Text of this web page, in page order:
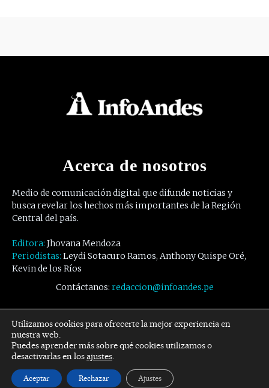
Acerca de nosotros
Medio de comunicación digital que difunde noticias y
busca revelar los hechos más importantes de la Región
Central del país.
Editora: Jhovana Mendoza
Periodistas: Leydi Sotacuro Ramos, Anthony Quispe Oré,
Kevin de los Ríos
Contáctanos: redaccion@infoandes.pe
Síguenos
Facebook Twitter Youtube
Utilizamos cookies para ofrecerte la mejor experiencia en
nuestra web.
Puedes aprender más sobre qué cookies utilizamos o
desactivarlas en losajustes.
Aceptar Rechazar Ajustes